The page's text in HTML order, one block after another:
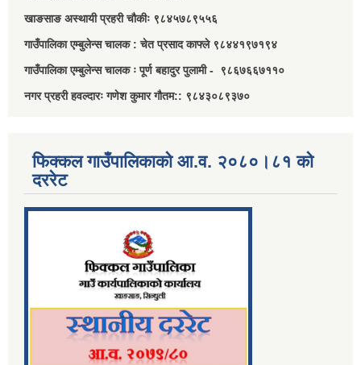
खाङसाङ अस्थायी प्रहरी चौकीः ९८४५७८९५५६
गाउँपालिका एम्बुलेन्स चालक : चेत प्रसाद काफ्ले ९८४४१९७१९४
गाउँपालिका एम्बुलेन्स चालक ः पूर्ण बहादुर पुलामी - ९८६७६६७११०
नगर प्रहरी हवल्दारः गणेश कुमार गौतम:: ९८४३०८९३७०
फिक्कल गाउँपालिकाको आ.व. २०८०।८१ को
दररेट